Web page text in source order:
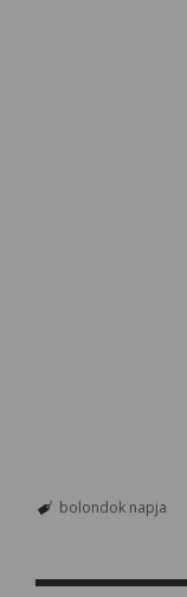
bolondok napja